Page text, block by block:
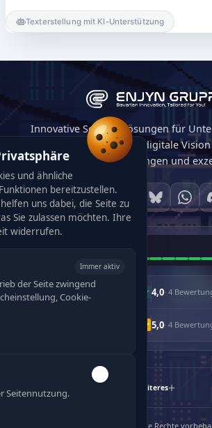
Texterstellung mit KI-Unterstützung
Innovative Softwarelösungen für
Größe. Wir machen Ihre digitale
maßgeschneiderten Lösungen und
4,0· 4
5,0· 4
Weiteres
Gruppe. Alle Rechte
und ähnliche
bereitzustellen.
uns dabei, die Seite zu
Sie zulassen möchten. Ihre
widerrufen.
Immer aktiv
der Seite zwingend
Cookie-
Seitennutzung.